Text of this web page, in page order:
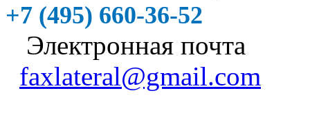
+7 (495) 660-36-52
Электронная почта
faxlateral@gmail.com